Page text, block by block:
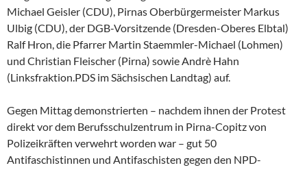
Michael Geisler (CDU), Pirnas Oberbürgermeister Markus
Ulbig (CDU), der DGB-Vorsitzende (Dresden-Oberes Elbtal)
Ralf Hron, die Pfarrer Martin Staemmler-Michael (Lohmen)
und Christian Fleischer (Pirna) sowie Andrè Hahn
(Linksfraktion.PDS im Sächsischen Landtag) auf.
Gegen Mittag demonstrierten – nachdem ihnen der Protest
direkt vor dem Berufsschulzentrum in Pirna-Copitz von
Polizeikräften verwehrt worden war – gut 50
Antifaschistinnen und Antifaschisten gegen den NPD-